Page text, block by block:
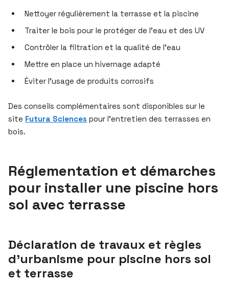
Nettoyer régulièrement la terrasse et la piscine
Traiter le bois pour le protéger de l’eau et des UV
Contrôler la filtration et la qualité de l’eau
Mettre en place un hivernage adapté
Éviter l’usage de produits corrosifs
Des conseils complémentaires sont disponibles sur le
site Futura Sciences pour l’entretien des terrasses en
bois.
Réglementation et démarches
pour installer une piscine hors
sol avec terrasse
Déclaration de travaux et règles
d’urbanisme pour piscine hors sol
et terrasse